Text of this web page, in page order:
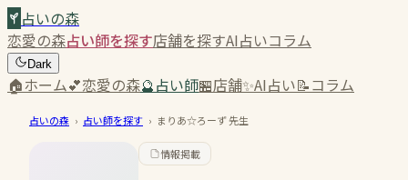
占いの森
恋愛の森占い師を探す店舗を探すAI占いコラム
Dark
🏠ホーム💕恋愛の森🔮占い師🏪店舗✨AI占い📝コラム
占いの森 › 占い師を探す › まりあ☆ろーず先生
情報掲載